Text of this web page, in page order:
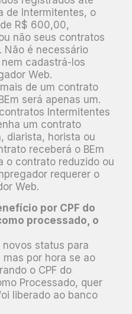
de Intermitentes, o
R$ 600,00,
não seus contratos
Não é necessário
cadastrá-los
Web.
de um contrato
será apenas um.
Intermitentes
um contrato
diarista, horista ou
receberá o BEm
o contrato reduzido ou
requerer o
Web.
por CPF do
processado, o
novos status para
por hora se ao
o CPF do
Processado, quer
liberado ao banco